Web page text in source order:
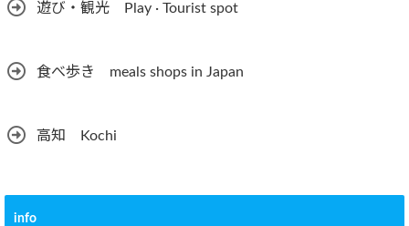
遊び・観光 Play · Tourist spot
食べ歩き meals shops in Japan
高知 Kochi
info